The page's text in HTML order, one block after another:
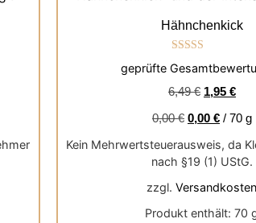
Hähnchenkick
Bewertet mit
5.00
geprüfte
6,49€ 1,95 €
0,00€ 0,00 €/ 70 g
Kein Mehrwertsteuerausweis, da
nach §19 (1) UStG.
zzgl.Versandkosten
Produkt enthält: 70